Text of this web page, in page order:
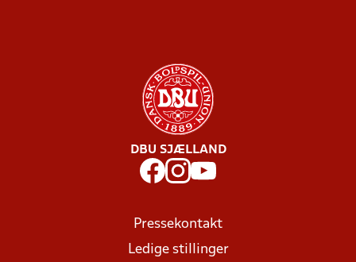
DBU SJÆLLAND
Pressekontakt
Ledige stillinger